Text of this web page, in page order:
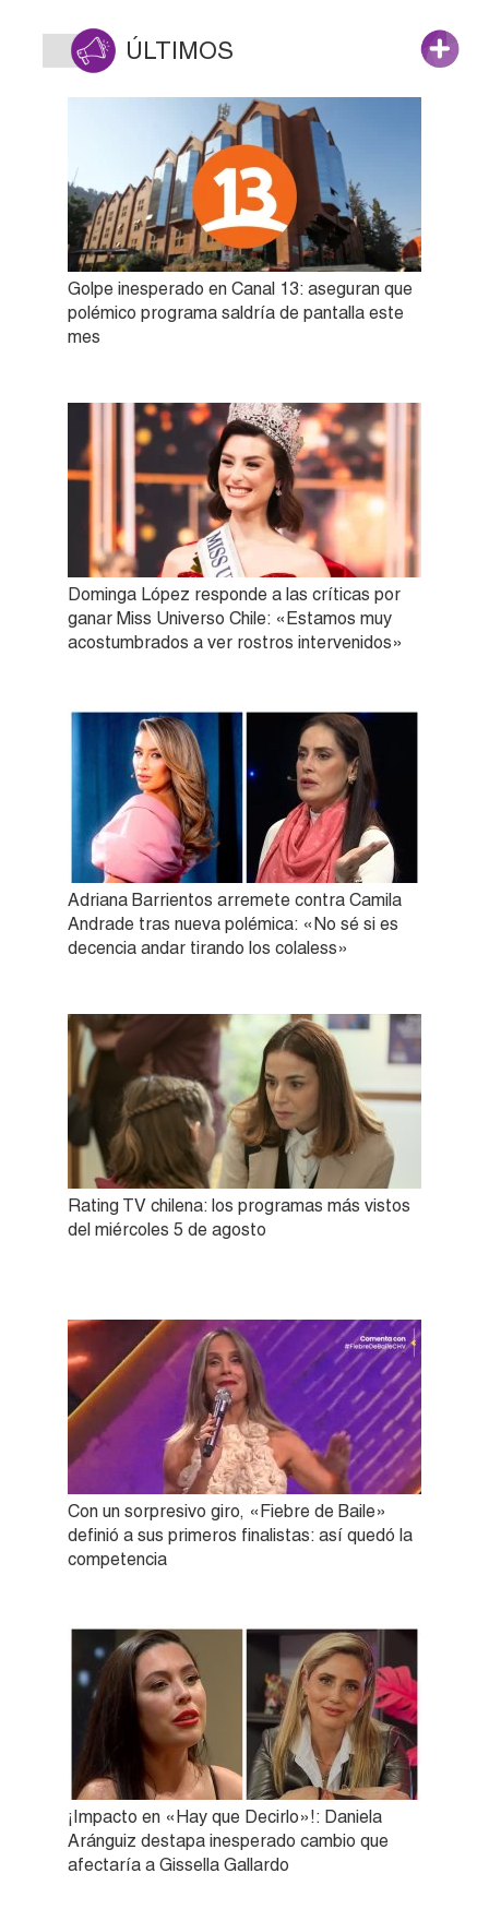
ÚLTIMOS
Golpe inesperado en Canal 13: aseguran que
polémico programa saldría de pantalla este
mes
Dominga López responde a las críticas por
ganar Miss Universo Chile: «Estamos muy
acostumbrados a ver rostros intervenidos»
Adriana Barrientos arremete contra Camila
Andrade tras nueva polémica: «No sé si es
decencia andar tirando los colaless»
Rating TV chilena: los programas más vistos
del miércoles 5 de agosto
Con un sorpresivo giro, «Fiebre de Baile»
definió a sus primeros finalistas: así quedó la
competencia
¡Impacto en «Hay que Decirlo»!: Daniela
Aránguiz destapa inesperado cambio que
afectaría a Gissella Gallardo